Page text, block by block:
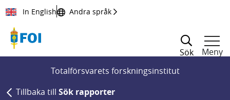
Till innehållet
In English Andra språk
Sök
Meny
Totalförsvarets forskningsinstitut
Tillbaka till Sök rapporter